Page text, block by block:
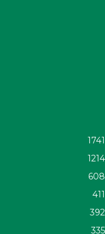
1741
1214
608
411
392
335